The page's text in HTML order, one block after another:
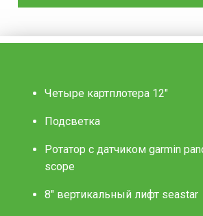
Четыре картплотера 12"
Подсветка
Ротатор с датчиком garmin
scope
8" вертикальный лифт seastar